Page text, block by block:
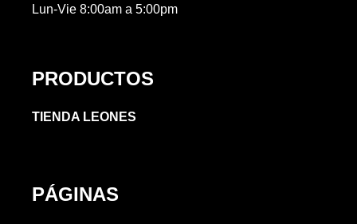
Lun-Vie 8:00am a 5:00pm
PRODUCTOS
TIENDA LEONES
PÁGINAS